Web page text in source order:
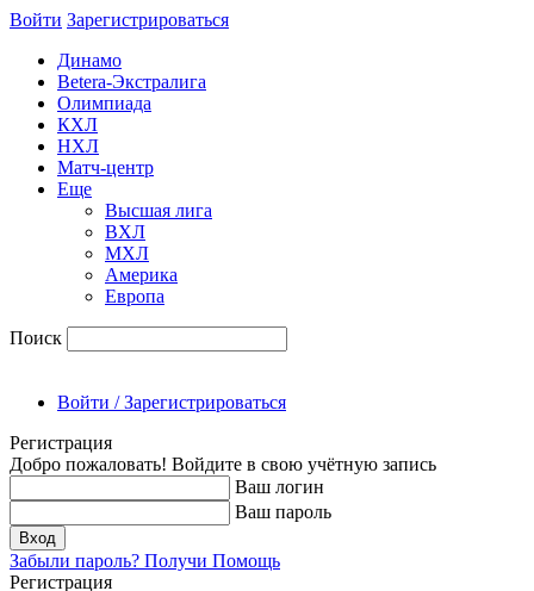
Войти Зарегиcтрироваться
Динамо
Betera-Экстралига
Олимпиада
КХЛ
НХЛ
Матч-центр
Еще
Высшая лига
ВХЛ
МХЛ
Америка
Европа
Поиск
Войти / Зарегистрироваться
Регистрация
Добро пожаловать! Войдите в свою учётную запись
Ваш логин
Ваш пароль
Забыли пароль? Получи Помощь
Регистрация